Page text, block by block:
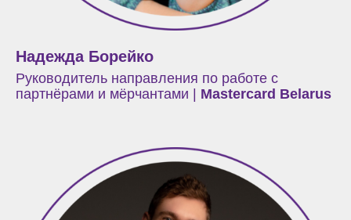
Надежда Борейко
Руководитель направления по работе с
партнёрами и мёрчантами | Mastercard Belarus